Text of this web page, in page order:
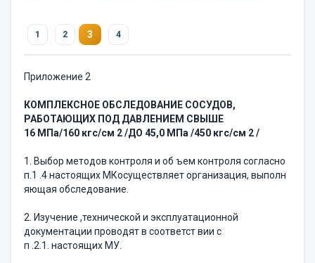
1 2 3 4
Приложение 2
КОМПЛЕКСНОЕ ОБСЛЕДОВАНИЕ СОСУДО В,
РАБОТАЮЩИХ ПОД ДАВЛЕНИЕМ СВЫШЕ
16 МПа/160 кгс/см 2/ДО 45,0 МПа /450 кгс/см 2/
1. Выбор методов контроля и об ъем контроля согласно
п.1 .4 настоящих МКосуществляет организация, выполн
яющая обследование.
2. Изучение ,технической и эксплуатационной
документации проводят в соответст вии с
п .2.1. настоящих МУ.